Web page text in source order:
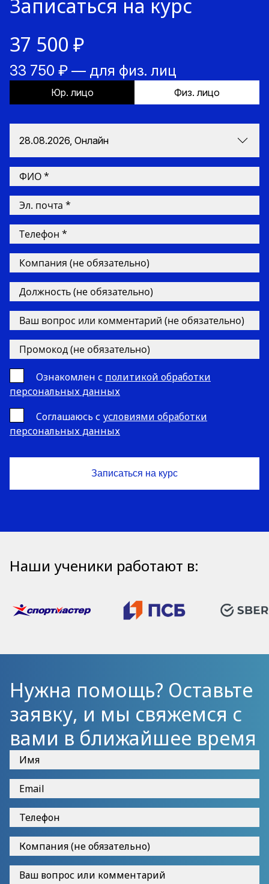
Записаться на курс
37 500 ₽
33 750 ₽ — для физ. лиц
Юр. лицо Физ. лицо
28.08.2026, Онлайн
Ознакомлен с политикой обработки
персональных данных
Cоглашаюсь с условиями обработки
персональных данных
Наши ученики работают в:
Нужна помощь? Оставьте
заявку, и мы свяжемся с
вами в ближайшее время